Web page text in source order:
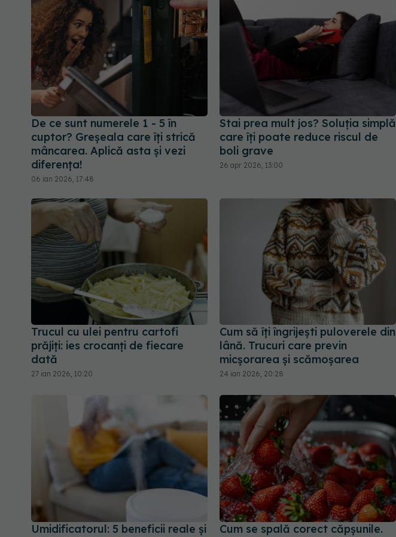
De ce sunt numerele 1 - 5 în
cuptor? Greșeala care îți strică
mâncarea. Aplică asta și vezi
diferența!
06 ian 2026, 17:48
Stai prea mult jos? Soluția simplă
care îți poate reduce riscul de
boli grave
26 apr 2026, 13:00
Trucul cu ulei pentru cartofi
prăjiți: ies crocanți de fiecare
dată
27 ian 2026, 10:20
Cum să îți îngrijești puloverele din
lână. Trucuri care previn
micșorarea și scămoșarea
24 ian 2026, 20:28
Umidificatorul: 5 beneficii reale și
Cum se spală corect căpșunile.